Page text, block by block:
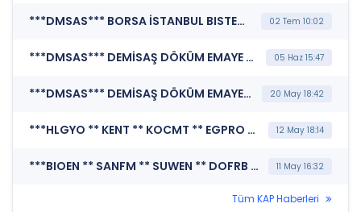
***DMSAS*** BORSA İSTANBUL BISTECH DEVRE KESİCİ UYGULAMASI (Pay Bazında Devre Kesici Bildirimi) 02 Tem 10:02
***DMSAS*** DEMİSAŞ DÖKÜM EMAYE MAMÜLLERİ SANAYİ A.Ş. (Özel Durum Açıklaması (Genel)) 05 Haz 15:47
***DMSAS*** DEMİSAŞ DÖKÜM EMAYE MAMÜLLERİ SANAYİ A.Ş. (Özel Durum Açıklaması (Genel)) 20 May 18:42
***HLGYO ** KENT ** KOCMT ** EGPRO ** LXGYO ** DUNYH ** YKSLN ** AHGAZ ** INFO ** SISE ** KOPOL ** HUNER ** GSRAY ** PENGD ** AVOD ** BIOEN ** KCAER ** CVKMD ** EKGYO ** GLBMD ** SOKM ** SKTAS ** TKFEN ** SEYKM ** SURGY ** FADE ** AZTEK ** ALTNY ** SUWEN ** DOFRB ** BORLS ** BRKO ** CANTE ** PATEK ** PSGYO ** ESEN ** SANFM ** PCILT ** TSGYO ** BORSK ** SASA ** DMSAS ** ASTOR*** MERKEZİ KAYIT KURULUŞU A.Ş. (SPK İşlem Yasağı Nedeniyle Pay Duyurusu) 12 May 18:14
***BIOEN ** SANFM ** SUWEN ** DOFRB ** TKFEN ** YKSLN ** SEYKM ** FADE ** INFO ** DMSAS ** ENDAE*** MERKEZİ KAYIT KURULUŞU A.Ş. (Borsada İşlem Gören Tipe Dönüşüm Duyurusu) 11 May 16:32
Tüm KAP Haberleri